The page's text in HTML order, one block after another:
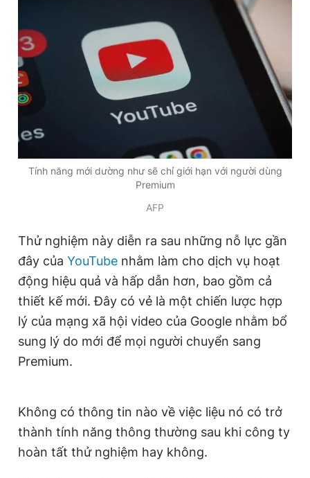
Hotline
0906 645 777
Liên hệ quảng cáo
0908 780 404
Quảng cáo RSS Tòa soạn Chính sách bảo
Tổng biên tập: Nguyễn Ngọc Toàn
Phó tổng biên tập thường trực: Hải Thành
Phó tổng biên tập: Lâm Hiếu Dũng
Phó tổng biên tập: Trần Việt Hưng
Tổng thư ký tòa soạn: Đức Trung
Giấy phép xuất bản số 110/GP - BTTTT cấp ngày 24.3.2020
chép dưới mọi hình thức nếu không có sự chấp thuận bằng văn
bản. Phát triển bởi ePi Technologies, JSC.
Tính năng mới dường như sẽ chỉ giới hạn với người dùng
Premium
AFP
Thử nghiệm này diễn ra sau những nỗ lực gần
đây của YouTube nhằm làm cho dịch vụ hoạt
động hiệu quả và hấp dẫn hơn, bao gồm cả
thiết kế mới. Đây có vẻ là một chiến lược hợp
lý của mạng xã hội video của Google nhằm bổ
sung lý do mới để mọi người chuyển sang
Premium.
Không có thông tin nào về việc liệu nó có trở
thành tính năng thông thường sau khi công ty
hoàn tất thử nghiệm hay không.